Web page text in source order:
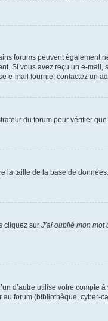
forums peuvent également
Si vous avez reçu un e-mail,
e-mail fournie, contactez un
du forum pour vérifier
la taille de la base de
cliquez sur J’ai oublié mon mot
d’autre utilise votre compte
forum (bibliothèque, cyber-